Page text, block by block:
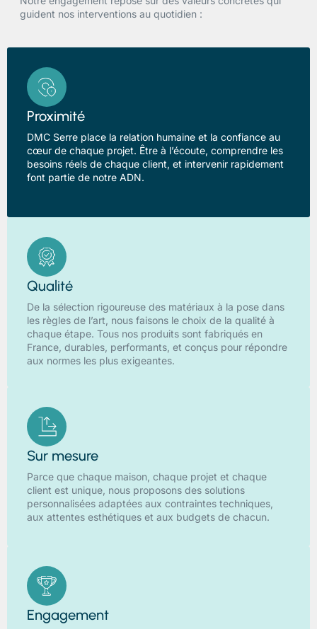
guident nos interventions au quotidien :
Proximité
DMC Serre place la relation humaine et la confiance au
cœur de chaque projet. Être à l’écoute, comprendre les
besoins réels de chaque client, et intervenir rapidement
font partie de notre ADN.
Qualité
De la sélection rigoureuse des matériaux à la pose dans
les règles de l’art, nous faisons le choix de la qualité à
chaque étape. Tous nos produits sont fabriqués en
France, durables, performants, et conçus pour répondre
aux normes les plus exigeantes.
Sur mesure
Parce que chaque maison, chaque projet et chaque
client est unique, nous proposons des solutions
personnalisées adaptées aux contraintes techniques,
aux attentes esthétiques et aux budgets de chacun.
Engagement